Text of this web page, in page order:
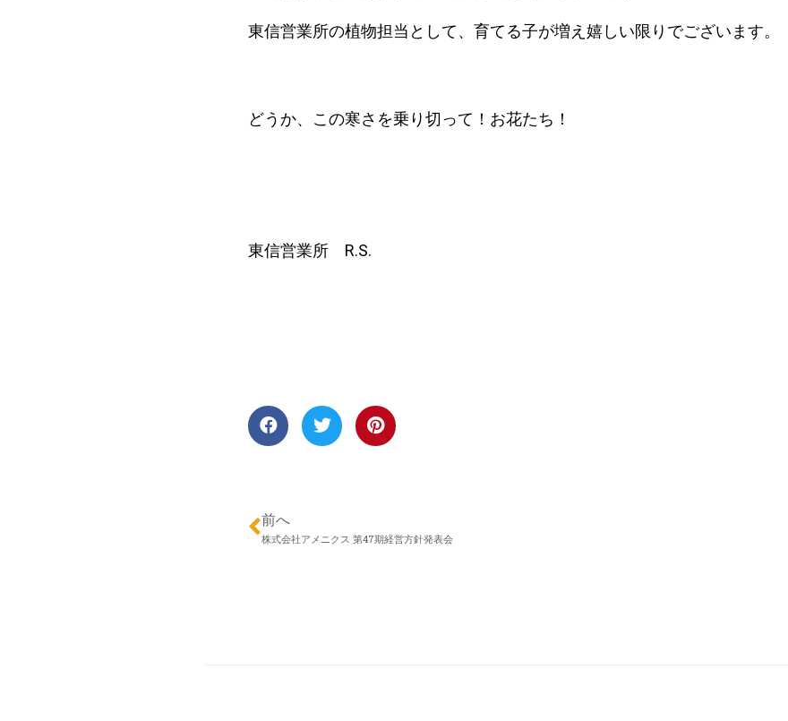
東信営業所の植物担当として、育てる子が増え嬉しい限りでございます。
どうか、この寒さを乗り切って！お花たち！
東信営業所 R.S.
前へ
株式会社アメニクス 第47期経営方針発表会